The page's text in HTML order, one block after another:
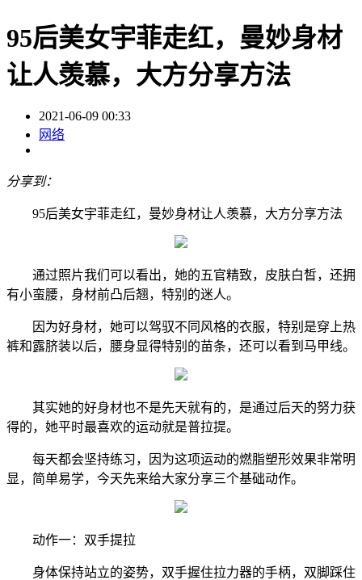
95后美女宇菲走红，曼妙身材
让人羡慕，大方分享方法
2021-06-09 00:33
网络
分享到：
95后美女宇菲走红，曼妙身材让人羡慕，大方分享方法
通过照片我们可以看出，她的五官精致，皮肤白皙，还拥
有小蛮腰，身材前凸后翘，特别的迷人。
因为好身材，她可以驾驭不同风格的衣服，特别是穿上热
裤和露脐装以后，腰身显得特别的苗条，还可以看到马甲线。
其实她的好身材也不是先天就有的，是通过后天的努力获
得的，她平时最喜欢的运动就是普拉提。
每天都会坚持练习，因为这项运动的燃脂塑形效果非常明
显，简单易学，今天先来给大家分享三个基础动作。
动作一：双手提拉
身体保持站立的姿势，双手握住拉力器的手柄，双脚踩住